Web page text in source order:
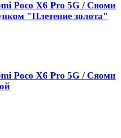
Poco X6 Pro 5G / Сяоми
"Плетение золота"
Poco X6 Pro 5G / Сяоми